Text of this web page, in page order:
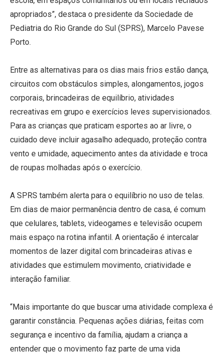
apropriados”, destaca o presidente da Sociedade de
Pediatria do Rio Grande do Sul (SPRS), Marcelo Pavese
Porto.
Entre as alternativas para os dias mais frios estão dança,
circuitos com obstáculos simples, alongamentos, jogos
corporais, brincadeiras de equilíbrio, atividades
recreativas em grupo e exercícios leves supervisionados.
Para as crianças que praticam esportes ao ar livre, o
cuidado deve incluir agasalho adequado, proteção contra
vento e umidade, aquecimento antes da atividade e troca
de roupas molhadas após o exercício.
A SPRS também alerta para o equilíbrio no uso de telas.
Em dias de maior permanência dentro de casa, é comum
que celulares, tablets, videogames e televisão ocupem
mais espaço na rotina infantil. A orientação é intercalar
momentos de lazer digital com brincadeiras ativas e
atividades que estimulem movimento, criatividade e
interação familiar.
“Mais importante do que buscar uma atividade complexa é
garantir constância. Pequenas ações diárias, feitas com
segurança e incentivo da família, ajudam a criança a
entender que o movimento faz parte de uma vida